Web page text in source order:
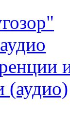
(аудио)